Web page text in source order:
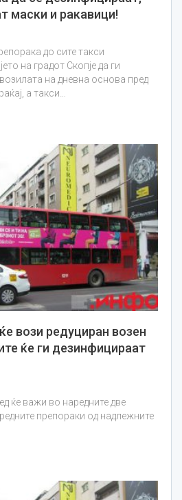
маски и ракавици!
до сите такси
на градот Скопје да ги
на дневна основа пред
а такси…
вози редуциран возен
ќе ги дезинфицираат
ќе важи во наредните две
препораки од надлежните